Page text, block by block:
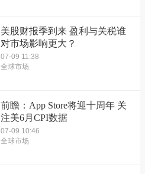
美股财报季到来 盈利与关税谁
对市场影响更大？
07-09 11:38
全球市场
前瞻：App Store将迎十周年 关
注美6月CPI数据
07-09 10:46
全球市场